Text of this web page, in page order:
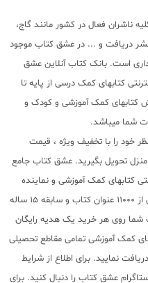
ناشران فعال در کشور مانند گاج،
نشر دریافت و ... در عشق کتاب موجود
است. بانک کتاب آنلاین عشق
کتابهای کمک درسی از پایه تا
و فروش کتابهای کمک آموزشی و کودک و
شما میباشد.
خود را با تخفیف ویژه ، قیمت
تحویل بگیرید. عشق کتاب جامع
کتابهای کمک آموزشی و نماینده
مستقیم ناشران معتبر کمک آموزشی با بیش از 11000 عنوان کتاب و سابقه 15 ساله
شما روی هر خرید یک هدیه رایگان
کمک آموزشی تمامی مقاطع تحصیلی
نمایید. برای اطلاع از شرایط
عشق کتاب را دنبال کنید. برای